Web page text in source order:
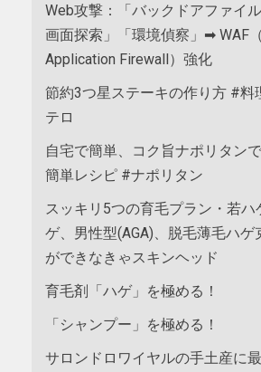
Web攻撃：「バックドアファイ
画面探索」「環境偵察」➡ WAF
Application Firewall）強化
節約3つ星ステーキの作り方 #料
テロ
自宅で簡単、コク旨ナポリタン
簡単レシピ #ナポリタン
スッキリ5つの育毛プラン・若ハ
ゲ、男性型(AGA)、脱毛薄毛ハゲ
ができなきゃスキンヘッド
育毛剤「ハゲ」を極める！
「シャンプー」を極める！
サロンドロワイヤルの手土産に